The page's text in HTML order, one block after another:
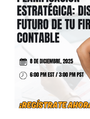
BLOG
CONTACTANOS